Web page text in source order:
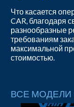
Что касается
CAR, благодаря
разнообразные
требованиям
максимальной
стоимостью.
ВСЕ МОДЕЛИ